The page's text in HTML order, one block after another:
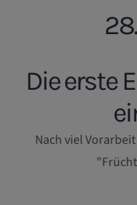
Die erste
Nach viel